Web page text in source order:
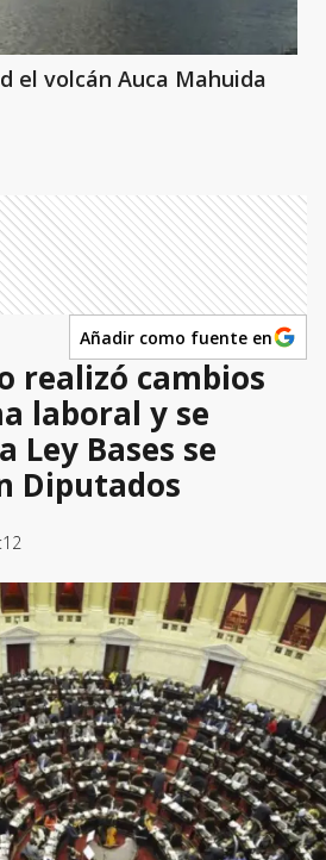
el volcán Auca Mahuida
Añadir como fuente en
realizó cambios
laboral y se
Ley Bases se
Diputados